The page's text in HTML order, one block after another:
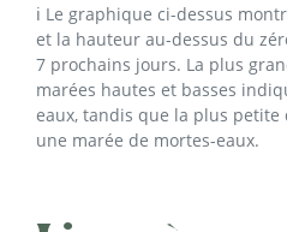
ℹ️ Le graphique ci-dessus
et la hauteur au-dessus du
7 prochains jours. La plus
marées hautes et basses
eaux, tandis que la plus
une marée de mortes-eaux.